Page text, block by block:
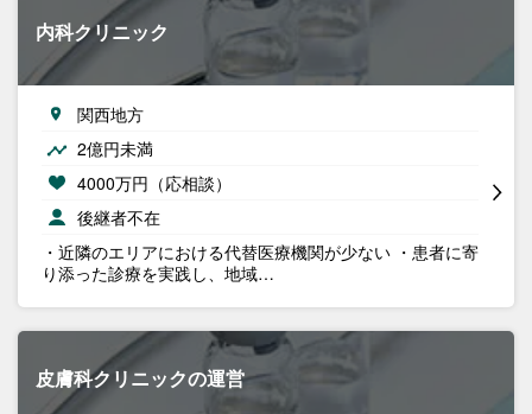
内科クリニック
関西地方
2億円未満
4000万円（応相談）
後継者不在
・近隣のエリアにおける代替医療機関が少ない ・患者に寄
り添った診療を実践し、地域…
皮膚科クリニックの運営